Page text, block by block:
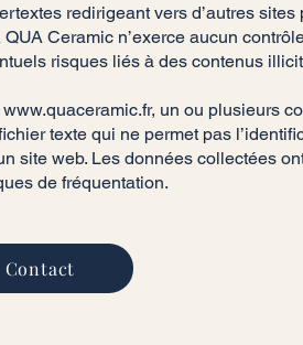
redirigeant vers d’autres sites
Ceramic n’exerce aucun
risques liés à des contenus
www.quaceramic.fr, un ou plusieurs
texte qui ne permet pas
site web. Les données collectées
de fréquentation.
Contact